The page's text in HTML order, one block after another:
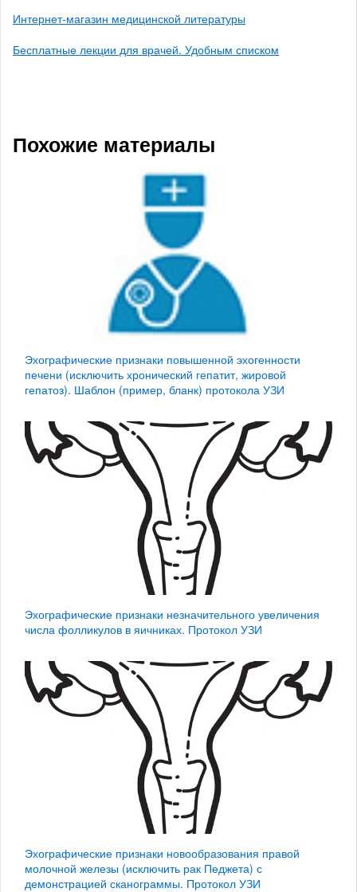
Интернет-магазин медицинской литературы
Бесплатные лекции для врачей. Удобным списком
Похожие материалы
Эхографические признаки повышенной эхогенности
печени (исключить хронический гепатит, жировой
гепатоз). Шаблон (пример, бланк) протокола УЗИ
Эхографические признаки незначительного увеличения
числа фолликулов в яичниках. Протокол УЗИ
Эхографические признаки новообразования правой
молочной железы (исключить рак Педжета) с
демонстрацией сканограммы. Протокол УЗИ